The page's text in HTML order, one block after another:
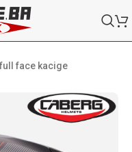
face kacige